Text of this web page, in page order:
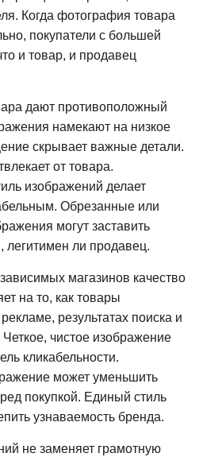
Когда фотография товара
покупатели с большей
и товар, и продавец
дают противоположный
намекают на низкое
скрывает важные детали.
от товара.
изображений делает
Обрезанные или
могут заставить
легитимен ли продавец.
магазинов качество
на то, как товары
результатах поиска и
Четкое, чистое изображение
кликабельности.
может уменьшить
покупкой. Единый стиль
узнаваемость бренда.
не заменяет грамотную